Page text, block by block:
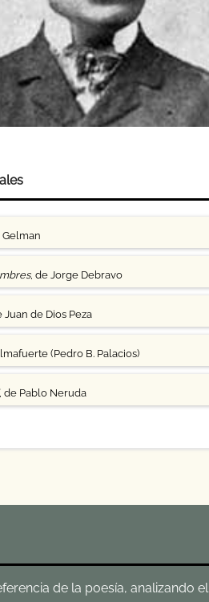
Gelman
, de Jorge Debravo
Juan de Dios Peza
(Pedro B. Palacios)
de Pablo Neruda
de la poesía,